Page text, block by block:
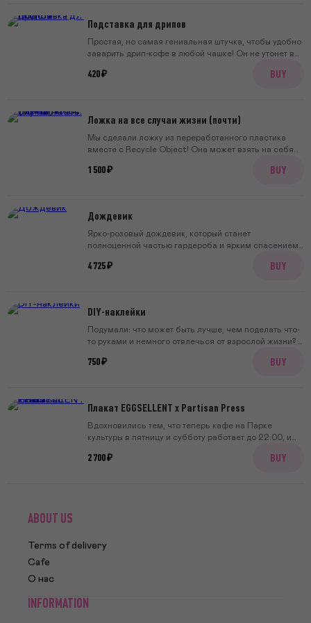
Подставка для дрипов
Простая, но самая гениальная штучка, чтобы удобно
заварить дрип-кофе в любой чашке! Он не утонет в
если широкая.
420 ₽ BUY
Ложка на все случаи жизни (почти)
Мы сделали ложку из переработанного пластика
вместе с Recycle Object! Она может взять на себя
украшением. Но главное — в любой ситуации будет с
1 500 ₽ BUY
Дождевик
Ярко-розовый дождевик, который станет
полноценной частью гардероба и ярким спасением
водоотталкивающей розовой ткани с удобным
дождливой погоды — мы проверяли! ONE SIZE
4 725 ₽ BUY
DIY-наклейки
Подумали: что может быть лучше, чем поделать что-
то руками и немного отвлечься от взрослой жизни? И
750 ₽ BUY
Плакат EGGSELLENT x Partisan Press
Вдохновились тем, что теперь кафе на Парке
культуры в пятницу и субботу работает до 22:00, и
пятницу — его даже не надо откладывать на утро
2 700 ₽ BUY
ABOUT US
Terms of delivery
Cafe
О нас
INFORMATION